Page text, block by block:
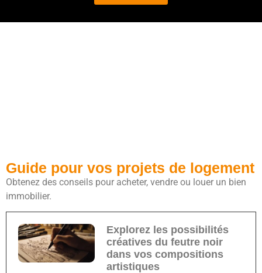
Guide pour vos projets de logement
Obtenez des conseils pour acheter, vendre ou louer un bien
immobilier.
Explorez les possibilités
créatives du feutre noir
dans vos compositions
artistiques